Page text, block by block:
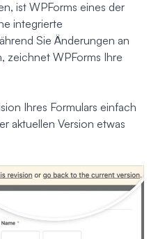
ist WPForms eines der
integrierte
Sie Änderungen an
zeichnet WPForms Ihre
Ihres Formulars einfach
aktuellen Version etwas